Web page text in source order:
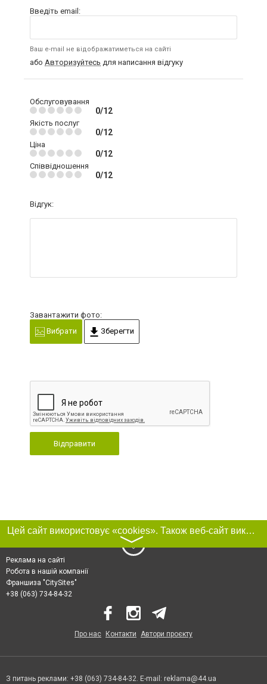
Введіть email:
Ваш e-mail не відображатиметься на сайті
або Авторизуйтесь для написання відгуку
Обслуговування
0/12
Якість послуг
0/12
Ціна
0/12
Співвідношення
0/12
Відгук:
Завантажити фото:
Вибрати
Зберегти
Відправити
Цей сайт використовує «cookies». Також веб-сайт використовує інтернет-сервіс для збору технічних даних стосовно відвідувачів з метою отримання маркетингової та статистичної інформації. Умови обробки даних відвідувачів сайту див.
〉
Реклама на сайті
Робота в нашій компанії
Франшиза "CitySites"
+38 (063) 734-84-32
Про нас Контакти Автори проєкту
З питань реклами: +38 (063) 734-84-32. E-mail: reklama@44.ua